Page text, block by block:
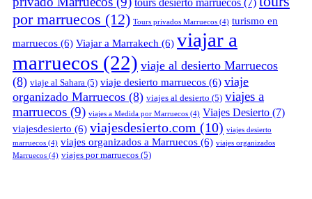
tours desierto marruecos (7)
por marruecos (12) Tours privados Marruecos (4) turismo en
marruecos (6) Viajar a Marrakech (6) viajar a
marruecos (22) viaje al desierto Marruecos
(8) viaje al Sahara (5) viaje desierto marruecos (6) viaje
organizado Marruecos (8) viajes al desierto (5) viajes a
marruecos (9) viajes a Medida por Marruecos (4) Viajes Desierto (7)
viajesdesierto (6) viajesdesierto.com (10) viajes desierto
marruecos (4) viajes organizados a Marruecos (6) viajes organizados
Marruecos (4) viajes por marruecos (5)